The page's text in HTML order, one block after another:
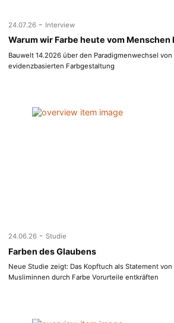
24.07.26 - Interview
Warum wir Farbe heute vom Menschen
Bauwelt 14.2026 über den Paradigmenwechsel
evidenzbasierten Farbgestaltung
24.06.26 - Studie
Farben des Glaubens
Neue Studie zeigt: Das Kopftuch als Statement
Musliminnen durch Farbe Vorurteile entkräften